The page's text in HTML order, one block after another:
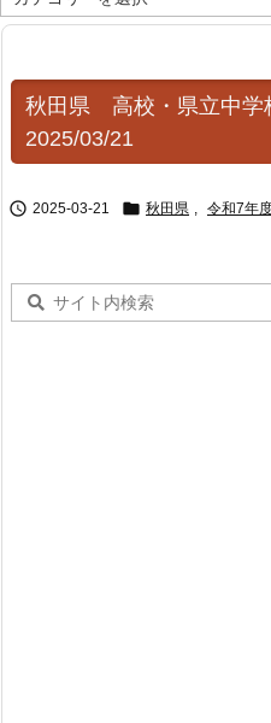
道
府
選
秋田県 高校・県立中学
2025/03/21
 2025-03-21  秋田県 , 令和7年